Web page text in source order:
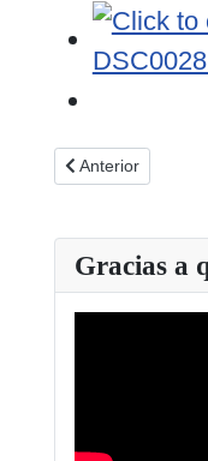
Artículo anterior:
Anterior
Gracias a